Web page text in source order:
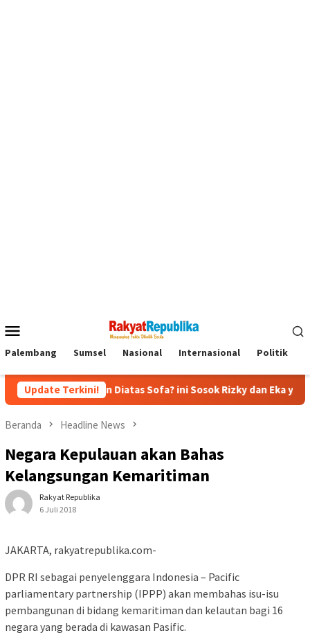
Mobile
Palembang Sumsel Nasional Internasional Politik
Update Terkini!
Diatas Sofa? ini Sosok Rizky dan Eka yang Viral
Beranda Headline News
Negara Kepulauan akan Bahas
Kelangsungan Kemaritiman
Rakyat Republika
6 Juli 2018
JAKARTA, rakyatrepublika.com-
DPR RI sebagai penyelenggara Indonesia – Pacific
parliamentary partnership (IPPP) akan membahas isu-isu
pembangunan di bidang kemaritiman dan kelautan bagi 16
negara yang berada di kawasan Pasific.